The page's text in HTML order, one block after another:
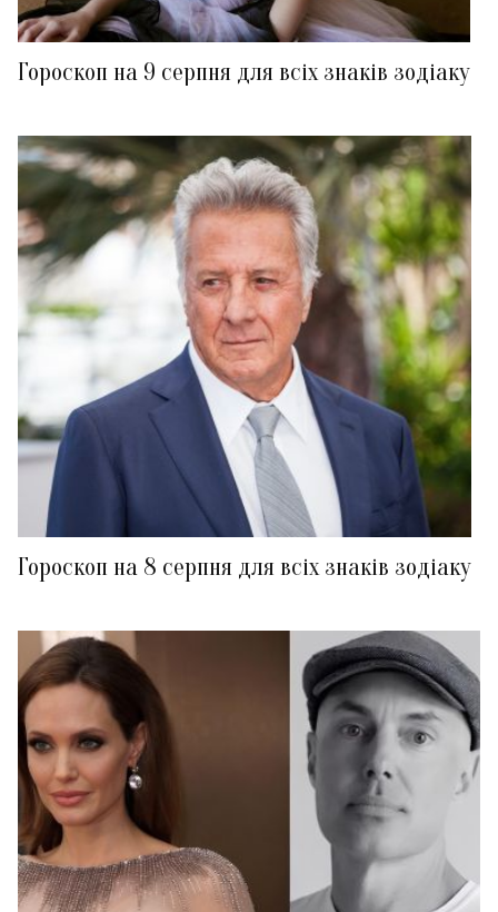
Гороскоп на 9 серпня для всіх знаків зодіаку
Гороскоп на 8 серпня для всіх знаків зодіаку